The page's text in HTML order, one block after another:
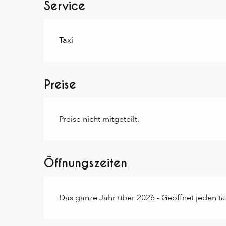
Service
Taxi
Preise
Preise nicht mitgeteilt.
Öffnungszeiten
Das ganze Jahr über 2026 - Geöffnet jeden